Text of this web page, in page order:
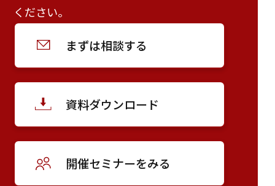
ください。
まずは相談する
資料ダウンロード
開催セミナーをみる